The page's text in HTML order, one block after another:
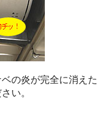
の炎が完全に消えた
い。